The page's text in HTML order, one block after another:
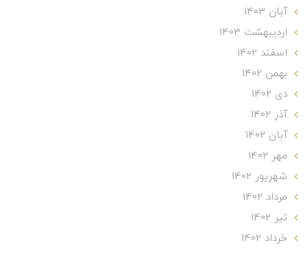
آبان 1403
ارديبهشت 1403
اسفند 1402
بهمن 1402
دی 1402
آذر 1402
آبان 1402
مهر 1402
شهریور 1402
مرداد 1402
تير 1402
خرداد 1402